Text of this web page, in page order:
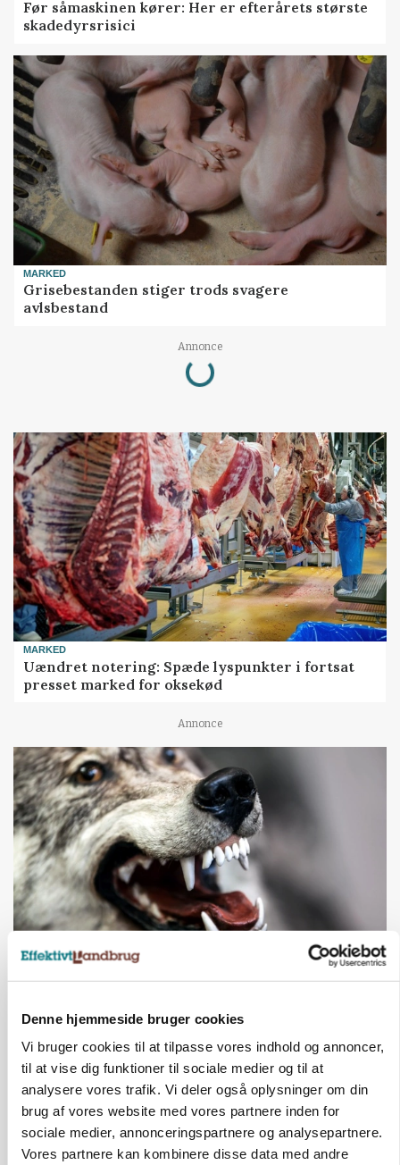
Denne hjemmeside bruger cookies
Vi bruger cookies til at tilpasse vores indhold og annoncer,
til at vise dig funktioner til sociale medier og til at
analysere vores trafik. Vi deler også oplysninger om din
brug af vores website med vores partnere inden for
sociale medier, annonceringspartnere og analysepartnere.
Vores partnere kan kombinere disse data med andre
Før såmaskinen kører: Her er efterårets største
skadedyrsrisici
MARKED
Grisebestanden stiger trods svagere
avlsbestand
Annonce
Loading...
MARKED
Uændret notering: Spæde lyspunkter i fortsat
presset marked for oksekød
Annonce
ULVE
Landmand vågnede ved lyden af skrigende kvier:
LEDER
Det er en uskik at udlægge et røgslør om
økoproduktion
Annonce